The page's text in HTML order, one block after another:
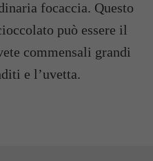
focaccia. Questo
può essere il
commensali grandi
e l’uvetta.